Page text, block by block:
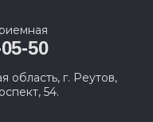
50
область, г. Реутов,
54.